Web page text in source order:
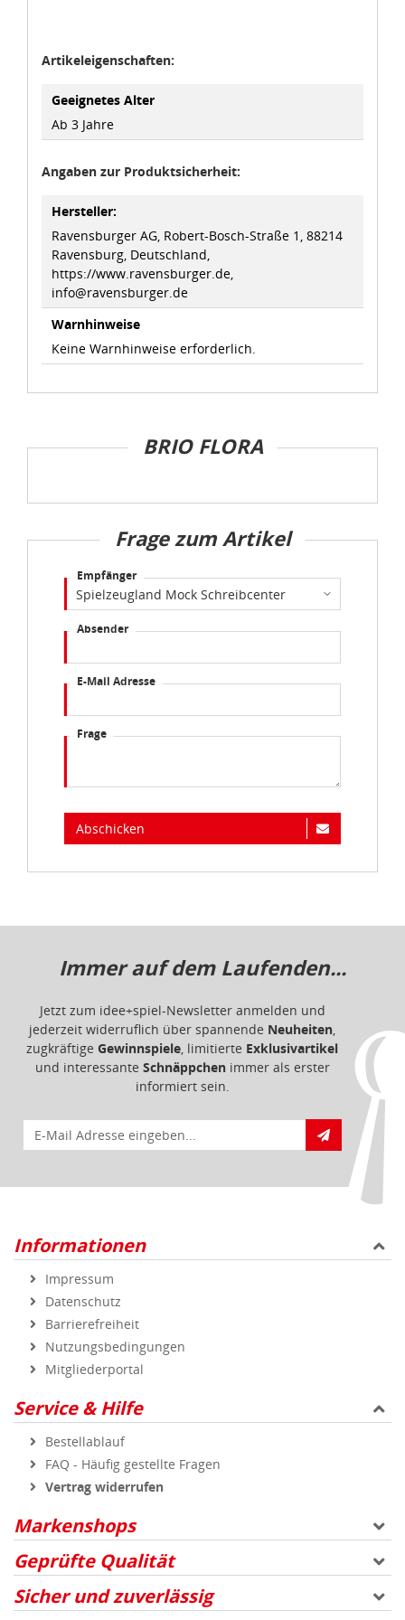
Artikeleigenschaften:
Geeignetes Alter
Ab 3 Jahre
Angaben zur Produktsicherheit:
Hersteller:
Ravensburger AG, Robert-Bosch-Straße 1, 88214
Ravensburg, Deutschland,
https://www.ravensburger.de,
info@ravensburger.de
Warnhinweise
Keine Warnhinweise erforderlich.
BRIO FLORA
Frage zum Artikel
Empfänger
Absender
E-Mail Adresse
Frage
Abschicken
Immer auf dem Laufenden...
Jetzt zum idee+spiel-Newsletter anmelden und
jederzeit widerruflich über spannende Neuheiten,
zugkräftige Gewinnspiele, limitierte Exklusivartikel
und interessante Schnäppchenimmer als erster
informiert sein.
E-Mail für Newsletteranmeldung
Informationen
Impressum
Datenschutz
Barrierefreiheit
Nutzungsbedingungen
Mitgliederportal
Service & Hilfe
Bestellablauf
FAQ - Häufig gestellte Fragen
Vertrag widerrufen
Markenshops
Geprüfte Qualität
Sicher und zuverlässig